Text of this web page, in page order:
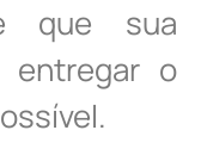
que sua
entregar o